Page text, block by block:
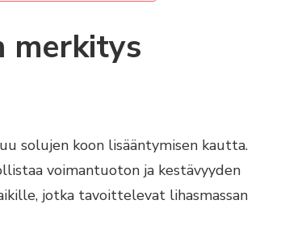
merkitys
solujen koon lisääntymisen kautta.
voimantuoton ja kestävyyden
jotka tavoittelevat lihasmassan